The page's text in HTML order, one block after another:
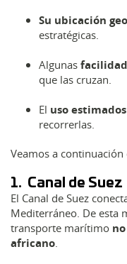
Su ubicación
estratégicas.
Algunas
que las cruzan.
El uso
recorrerlas.
Veamos a continuación
1. Canal de Suez
El Canal de Suez
Mediterráneo. De esta
transporte marítimo
africano.